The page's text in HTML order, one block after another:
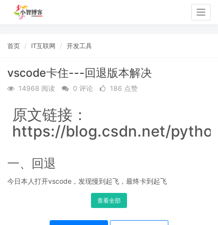
首页 IT互联网 开发工具
vscode卡住---回退版本解决
14968 阅读 0 评论 186 点赞
原文链接：
https://blog.csdn.net/
一、回退
今日本人打开vscode，发现慢到起飞，最终卡到起飞
查看全部